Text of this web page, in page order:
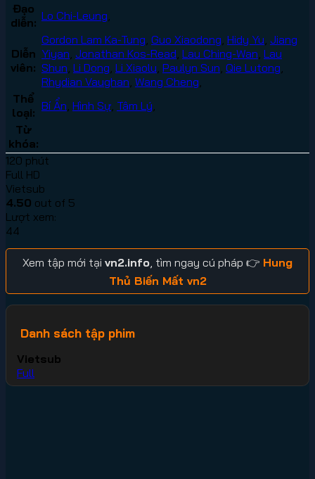
Đạo
diễn: Lo Chi-Leung
Diễn
viên:
Gordon Lam Ka-Tung Guo Xiaodong Hidy Yu Jiang
Yiyan Jonathan Kos-Read Lau Ching-Wan Lau
Shun Li Dong Li Xiaolu Paulyn Sun Qie Lutong
Rhydian Vaughan Wang Cheng
Thể
loại: Bí Ẩn Hình Sự Tâm Lý
Từ
khóa:
120 phút
Full HD
Vietsub
4.50 out of 5
Lượt xem:
44
Xem tập mới tại vn2.info , tìm ngay cú pháp 👉 Hung
Thủ Biến Mất vn2
Danh sách tập phim
Vietsub
Full